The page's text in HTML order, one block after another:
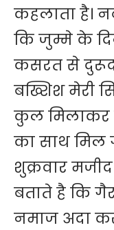
कहलाता है।
कि जुम्मे के
कसरत से
बख्शिश मेरी
कुल मिलाकर
का साथ मिल
शुक्रवार
बताते है कि
नमाज अदा